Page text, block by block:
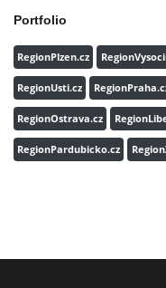
Portfolio
RegionPlzen.cz
RegionUsti.cz
RegionOstrava.cz
RegionPardubicko.cz